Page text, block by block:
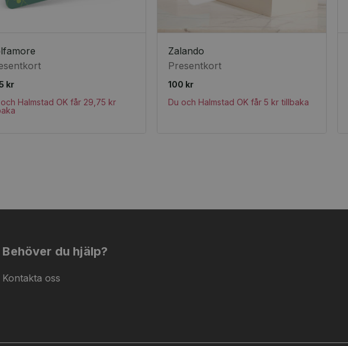
kr
Halmstad OK får 29,75 kr
Zalando
Presentkort
100 kr
Du och Halmstad OK får 5 kr tillbaka
Behöver du hjälp?
Kontakta oss